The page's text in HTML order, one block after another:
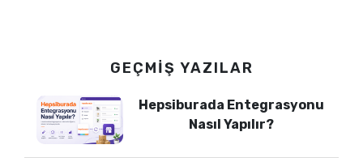
GEÇMIŞ YAZILAR
Hepsiburada Entegrasyonu
Nasıl Yapılır?